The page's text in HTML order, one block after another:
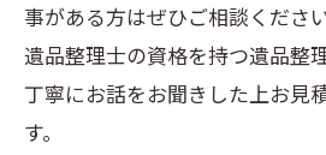
事がある方はぜひご相談ください
遺品整理士の資格を持つ遺品整
丁寧にお話をお聞きした上お見
す。